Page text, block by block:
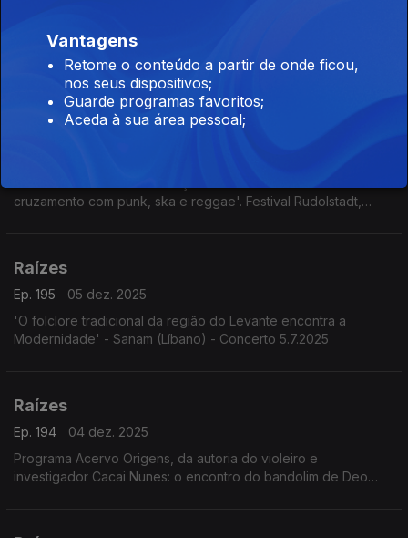
Ep. 197
09 dez. 2025
Canto Difónico - Yat-Kha - Albert Kuvezin - Dalai Beldiri
Raízes
cruzamento com punk, ska e reggae'. Festival Rudolstadt,
Raízes
Ep. 195
05 dez. 2025
'O folclore tradicional da região do Levante encontra a
Modernidade' - Sanam (Líbano) - Concerto 5.7.2025
Raízes
Ep. 194
04 dez. 2025
Programa Acervo Origens, da autoria do violeiro e
investigador Cacai Nunes: o encontro do bandolim de Deo
Vantagens
Retome o conteúdo a partir de onde ficou,
nos seus dispositivos;
Guarde programas favoritos;
Aceda à sua área pessoal;